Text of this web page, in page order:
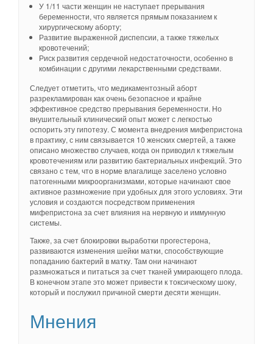
У 1/11 части женщин не наступает прерывания
беременности, что является прямым показанием к
хирургическому аборту;
Развитие выраженной диспепсии, а также тяжелых
кровотечений;
Риск развития сердечной недостаточности, особенно в
комбинации с другими лекарственными средствами.
Следует отметить, что медикаментозный аборт
разрекламирован как очень безопасное и крайне
эффективное средство прерывания беременности. Но
внушительный клинический опыт может с легкостью
оспорить эту гипотезу. С момента внедрения мифепристона
в практику, с ним связывается 10 женских смертей, а также
описано множество случаев, когда он приводил к тяжелым
кровотечениям или развитию бактериальных инфекций. Это
связано с тем, что в норме влагалище заселено условно
патогенными микроорганизмами, которые начинают свое
активное размножение при удобных для этого условиях. Эти
условия и создаются посредством применения
мифепристона за счет влияния на нервную и иммунную
системы.
Также, за счет блокировки выработки прогестерона,
развиваются изменения шейки матки, способствующие
попаданию бактерий в матку. Там они начинают
размножаться и питаться за счет тканей умирающего плода.
В конечном этапе это может привести к токсическому шоку,
который и послужил причиной смерти десяти женщин.
Мнения